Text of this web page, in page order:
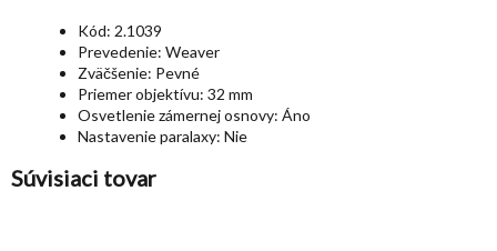
Kód: 2.1039
Prevedenie: Weaver
Zväčšenie: Pevné
Priemer objektívu: 32 mm
Osvetlenie zámernej osnovy: Áno
Nastavenie paralaxy: Nie
Súvisiaci tovar